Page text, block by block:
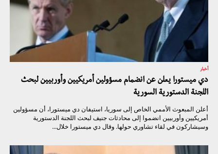
أخبار
دي ميستورا يعلن عن انضمام مسؤولين أمريكيين وأوربيين لبحث
اللجنة الدستورية السورية
أعلن المبعوث الأممي الخاص إلى سوريا، استيفان دي ميستورا، أن مسؤولين
أمريكيين وأوربيين انضموا إلى محادثات جنيف لبحث اللجنة الدستورية
وسيشاركون في لقاء تشاوري حولها. وقال دي ميستورا خلال...